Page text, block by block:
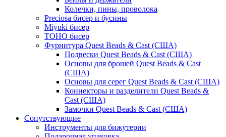
Колечки, пины, проволока
Preciosa бисер и бусины
Miyuki бисер
TOHO бисер
Фурнитура Quest Beads & Cast (США)
Подвески Quest Beads & Cast (США)
Основы для брошей Quest Beads & Cast
(США)
Основы для серег Quest Beads & Cast (США)
Коннекторы и разделители Quest Beads &
Cast (США)
Замочки Quest Beads & Cast (США)
Сопутствующие
Инструменты для бижутерии